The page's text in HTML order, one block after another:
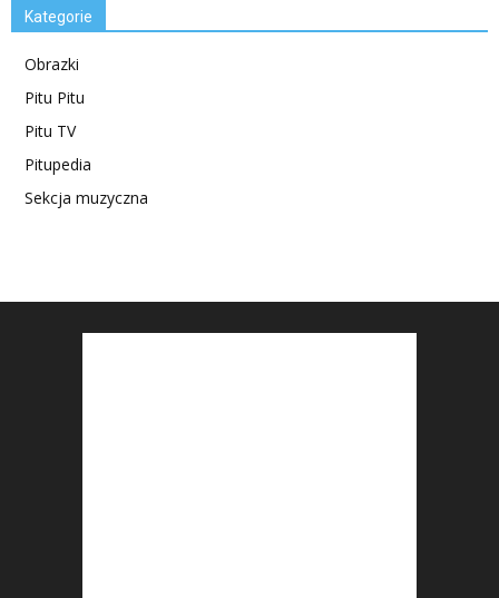
Kategorie
Obrazki
Pitu Pitu
Pitu TV
Pitupedia
Sekcja muzyczna